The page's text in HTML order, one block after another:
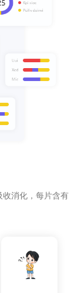
收消化，每片含有